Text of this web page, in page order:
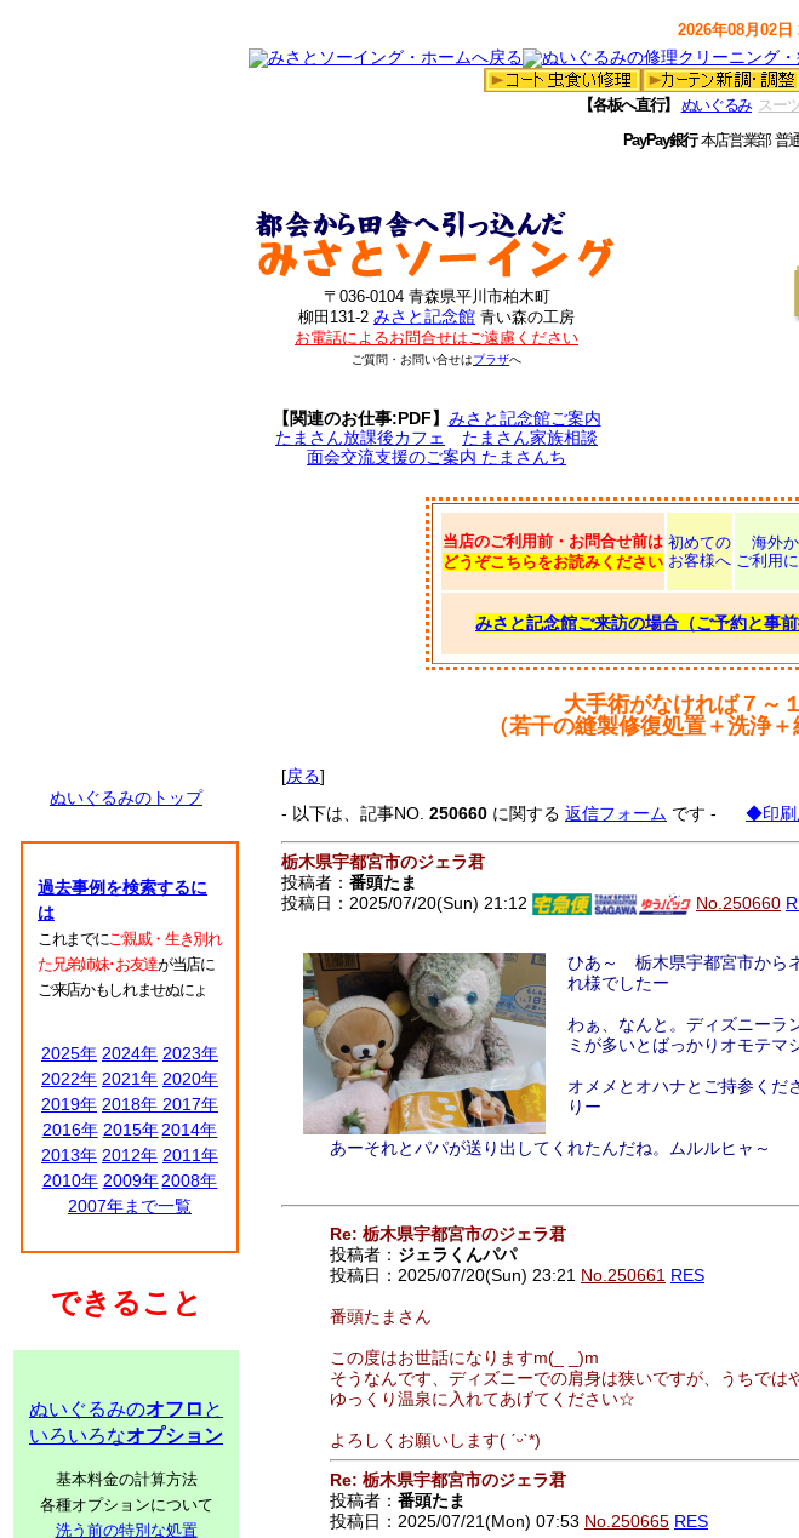
2026年08月02日
【各板へ直行】 ぬいぐるみ スー
PayPay銀行本店営業部
〒036-0104 青森県平川市柏木町
柳田131-2 みさと記念館 青い森の工房
お電話によるお問合せはご遠慮ください
ご質問・お問い合せはプラザへ
【関連のお仕事:PDF】 みさと記念館ご案内
たまさん放課後カフェ
たまさん家族相談
面会交流支援のご案内 たまさんち
当店のご利用前・お問合せ前は
どうぞこちらをお読みください
初めての
お客様へ
海外
ご利用
みさと記念館ご来訪の場合（ご予約と事前
大手術がなければ７～
（若干の縫製修復処置＋洗浄
ぬいぐるみのトップ
過去事例を検索するに
は
これまでにご親戚・生き別れ
た兄弟姉妹･お友達が当店に
ご来店かもしれませぬにょ
2025年 2024年 2023年
2022年 2021年 2020年
2019年 2018年 2017年
2016年 2015年 2014年
2013年 2012年 2011年
2010年 2009年 2008年
2007年まで一覧
できること
ぬいぐるみのオフロ と
いろいろなオプション
基本料金の計算方法
各種オプションについて
洗う前の特別な処置
[戻る]
- 以下は、記事NO. 250660 に関する 返信フォーム です - ◆印刷
栃木県宇都宮市のジェラ君
投稿者： 番頭たま
投稿日：2025/07/20(Sun) 21:12
No.250660
ひあ～ 栃木県宇都宮市から
れ様でしたー
わぁ、なんと。ディズニーラ
ミが多いとばっかりオモテマ
オメメとオハナとご持参く
りー
あーそれとパパが送り出してくれたんだね。ムルルヒャ～
Re: 栃木県宇都宮市のジェラ君
投稿者： ジェラくんパパ
投稿日：2025/07/20(Sun) 23:21 No.250661 RES
番頭たまさん
この度はお世話になりますm(_ _)m
そうなんです、ディズニーでの肩身は狭いですが、うちでは
ゆっくり温泉に入れてあげてください☆
よろしくお願いします( ˊᵕˋ*)
Re: 栃木県宇都宮市のジェラ君
投稿者： 番頭たま
投稿日：2025/07/21(Mon) 07:53 No.250665 RES